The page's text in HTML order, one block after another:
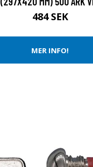
484 SEK
MER INFO!